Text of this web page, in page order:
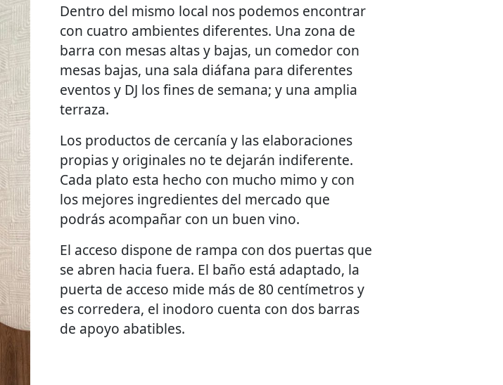
Dentro del mismo local nos podemos encontrar
con cuatro ambientes diferentes. Una zona de
barra con mesas altas y bajas, un comedor con
mesas bajas, una sala diáfana para diferentes
eventos y DJ los fines de semana; y una amplia
terraza.
Los productos de cercanía y las elaboraciones
propias y originales no te dejarán indiferente.
Cada plato esta hecho con mucho mimo y con
los mejores ingredientes del mercado que
podrás acompañar con un buen vino.
El acceso dispone de rampa con dos puertas que
se abren hacia fuera. El baño está adaptado, la
puerta de acceso mide más de 80 centímetros y
es corredera, el inodoro cuenta con dos barras
de apoyo abatibles.